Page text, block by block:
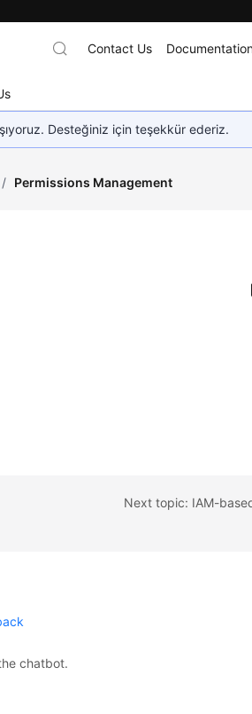
Contact Us
Desteğiniz için teşekkür ederiz.
/ Permissions Management
Next topic: IAM-
chatbot.